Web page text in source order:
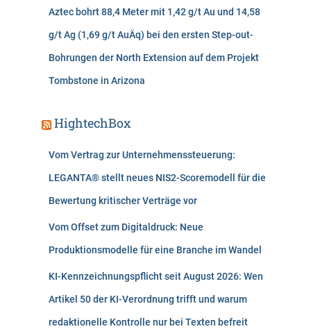
Aztec bohrt 88,4 Meter mit 1,42 g/t Au und 14,58
g/t Ag (1,69 g/t AuÄq) bei den ersten Step-out-
Bohrungen der North Extension auf dem Projekt
Tombstone in Arizona
HightechBox
Vom Vertrag zur Unternehmenssteuerung:
LEGANTA® stellt neues NIS2-Scoremodell für die
Bewertung kritischer Verträge vor
Vom Offset zum Digitaldruck: Neue
Produktionsmodelle für eine Branche im Wandel
KI-Kennzeichnungspflicht seit August 2026: Wen
Artikel 50 der KI-Verordnung trifft und warum
redaktionelle Kontrolle nur bei Texten befreit